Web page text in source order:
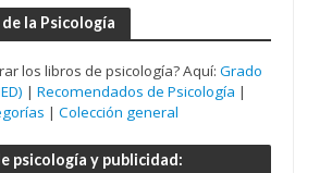
la Psicología
los libros de psicología? Aquí: Grado
| Recomendados de Psicología |
| Colección general
psicología y publicidad: